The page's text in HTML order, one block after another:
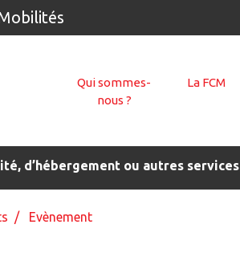
Qui sommes-
nous ?
La FCM
d’hébergement ou autres services
/ Evènement